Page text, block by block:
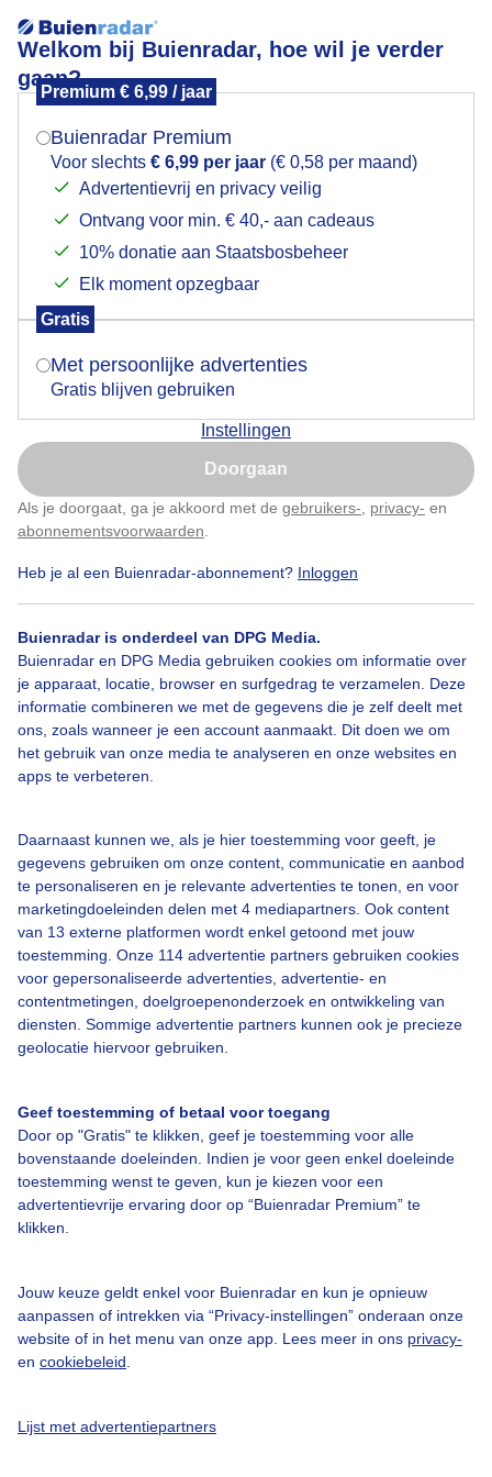
Welkom bij Buienradar, hoe wil je verder
gaan?
Premium € 6,99 / jaar
Buienradar Premium
Voor slechts € 6,99 per jaar (€ 0,58 per maand)
Advertentievrij en privacy veilig
Ontvang voor min. € 40,- aan cadeaus
10% donatie aan Staatsbosbeheer
Elk moment opzegbaar
Gratis
Met persoonlijke advertenties
Gratis blijven gebruiken
Instellingen
Doorgaan
Als je doorgaat, ga je akkoord met de gebruikers- privacy- en
abonnementsvoorwaarden
Heb je al een Buienradar-abonnement? Inloggen
Buienradar is onderdeel van DPG Media.
Buienradar en DPG Media gebruiken cookies om informatie over
je apparaat, locatie, browser en surfgedrag te verzamelen. Deze
informatie combineren we met de gegevens die je zelf deelt met
ons, zoals wanneer je een account aanmaakt. Dit doen we om
het gebruik van onze media te analyseren en onze websites en
apps te verbeteren.
Daarnaast kunnen we, als je hier toestemming voor geeft, je
gegevens gebruiken om onze content, communicatie en aanbod
te personaliseren en je relevante advertenties te tonen, en voor
marketingdoeleinden delen met 4 mediapartners. Ook content
van 13 externe platformen wordt enkel getoond met jouw
toestemming. Onze 114 advertentie partners gebruiken cookies
voor gepersonaliseerde advertenties, advertentie- en
contentmetingen, doelgroepenonderzoek en ontwikkeling van
diensten. Sommige advertentie partners kunnen ook je precieze
geolocatie hiervoor gebruiken.
Geef toestemming of betaal voor toegang
Door op "Gratis" te klikken, geef je toestemming voor alle
bovenstaande doeleinden. Indien je voor geen enkel doeleinde
toestemming wenst te geven, kun je kiezen voor een
advertentievrije ervaring door op “Buienradar Premium” te
klikken.
Jouw keuze geldt enkel voor Buienradar en kun je opnieuw
aanpassen of intrekken via “Privacy-instellingen” onderaan onze
website of in het menu van onze app. Lees meer in ons privacy-
en cookiebeleid
Lijst met advertentiepartners
Sneeuwfotos Hilversum - Loosdrecht weerbericht
Door: Luke van Putten Gemaakt: 05-01-2026, 22x bekeken
Een moment geduld aub...
Over Buienradar
Bedrijfsgegevens
Veelgestelde vragen
Contact
Gebruikersvoorwaarden
Adverteren
Buienradar Team
Privacy beleid
Privacy instellingen
Gratis weerdata
Buienradar
Mogen we je locatie gebruiken voor het
Indien je hier nog geen akkoord op hebt gegeven,
verschijnt er zo een pop-up uit je browser waarin
Is goed, toon de popup
Nu niet, misschien later
Klik hierom dit aan te passen